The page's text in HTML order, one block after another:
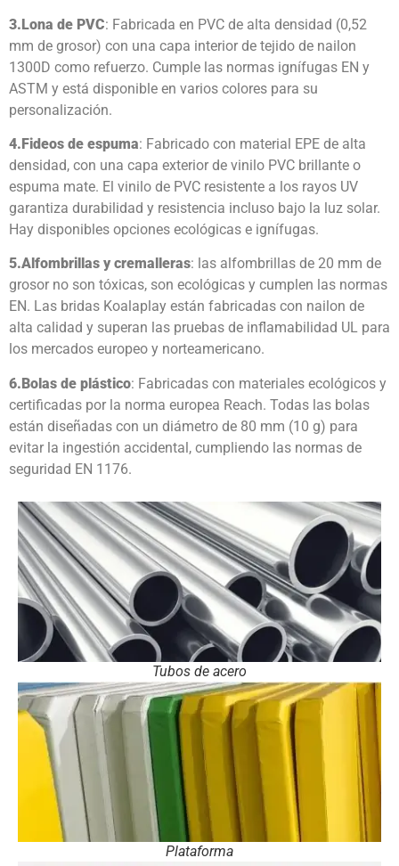
3.Lona de PVC: Fabricada en PVC de alta densidad (0,52
mm de grosor) con una capa interior de tejido de nailon
1300D como refuerzo. Cumple las normas ignífugas EN y
ASTM y está disponible en varios colores para su
personalización.
4.Fideos de espuma: Fabricado con material EPE de alta
densidad, con una capa exterior de vinilo PVC brillante o
espuma mate. El vinilo de PVC resistente a los rayos UV
garantiza durabilidad y resistencia incluso bajo la luz solar.
Hay disponibles opciones ecológicas e ignífugas.
5.Alfombrillas y cremalleras: las alfombrillas de 20 mm de
grosor no son tóxicas, son ecológicas y cumplen las normas
EN. Las bridas Koalaplay están fabricadas con nailon de
alta calidad y superan las pruebas de inflamabilidad UL para
los mercados europeo y norteamericano.
6.Bolas de plástico: Fabricadas con materiales ecológicos y
certificadas por la norma europea Reach. Todas las bolas
están diseñadas con un diámetro de 80 mm (10 g) para
evitar la ingestión accidental, cumpliendo las normas de
seguridad EN 1176.
Tubos de acero
Plataforma